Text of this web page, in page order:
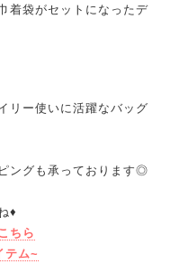
着袋がセットになったデ
リー使いに活躍なバッグ
ングも承っております◎
♦
ちら
テム~